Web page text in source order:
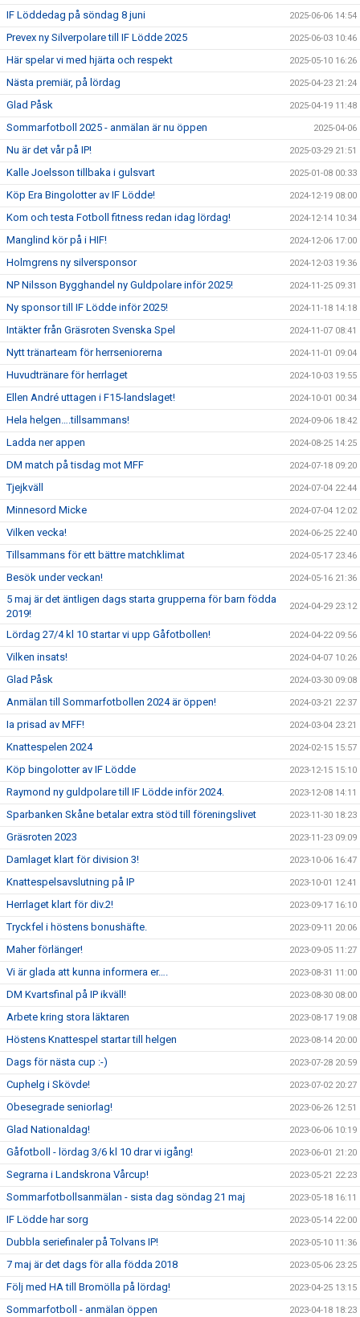
IF Löddedag på söndag 8 juni 2025-06-06 14:54
Prevex ny Silverpolare till IF Lödde 2025 2025-06-03 10:46
Här spelar vi med hjärta och respekt 2025-05-10 16:26
Nästa premiär, på lördag 2025-04-23 21:24
Glad Påsk 2025-04-19 11:48
Sommarfotboll 2025 - anmälan är nu öppen 2025-04-06
Nu är det vår på IP! 2025-03-29 21:51
Kalle Joelsson tillbaka i gulsvart 2025-01-08 00:33
Köp Era Bingolotter av IF Lödde! 2024-12-19 08:00
Kom och testa Fotboll fitness redan idag lördag! 2024-12-14 10:34
Manglind kör på i HIF! 2024-12-06 17:00
Holmgrens ny silversponsor 2024-12-03 19:36
NP Nilsson Bygghandel ny Guldpolare inför 2025! 2024-11-25 09:31
Ny sponsor till IF Lödde inför 2025! 2024-11-18 14:18
Intäkter från Gräsroten Svenska Spel 2024-11-07 08:41
Nytt tränarteam för herrseniorerna 2024-11-01 09:04
Huvudtränare för herrlaget 2024-10-03 19:55
Ellen André uttagen i F15-landslaget! 2024-10-01 00:34
Hela helgen….tillsammans! 2024-09-06 18:42
Ladda ner appen 2024-08-25 14:25
DM match på tisdag mot MFF 2024-07-18 09:20
Tjejkväll 2024-07-04 22:44
Minnesord Micke 2024-07-04 12:02
Vilken vecka! 2024-06-25 22:40
Tillsammans för ett bättre matchklimat 2024-05-17 23:46
Besök under veckan! 2024-05-16 21:36
5 maj är det äntligen dags starta grupperna för barn födda
2019!
2024-04-29 23:12
Lördag 27/4 kl 10 startar vi upp Gåfotbollen! 2024-04-22 09:56
Vilken insats! 2024-04-07 10:26
Glad Påsk 2024-03-30 09:08
Anmälan till Sommarfotbollen 2024 är öppen! 2024-03-21 22:37
Ia prisad av MFF! 2024-03-04 23:21
Knattespelen 2024 2024-02-15 15:57
Köp bingolotter av IF Lödde 2023-12-15 15:10
Raymond ny guldpolare till IF Lödde inför 2024. 2023-12-08 14:11
Sparbanken Skåne betalar extra stöd till föreningslivet 2023-11-30 18:23
Gräsroten 2023 2023-11-23 09:09
Damlaget klart för division 3! 2023-10-06 16:47
Knattespelsavslutning på IP 2023-10-01 12:41
Herrlaget klart för div.2! 2023-09-17 16:10
Tryckfel i höstens bonushäfte. 2023-09-11 20:06
Maher förlänger! 2023-09-05 11:27
Vi är glada att kunna informera er…. 2023-08-31 11:00
DM Kvartsfinal på IP ikväll! 2023-08-30 08:00
Arbete kring stora läktaren 2023-08-17 19:08
Höstens Knattespel startar till helgen 2023-08-14 20:00
Dags för nästa cup :-) 2023-07-28 20:59
Cuphelg i Skövde! 2023-07-02 20:27
Obesegrade seniorlag! 2023-06-26 12:51
Glad Nationaldag! 2023-06-06 10:19
Gåfotboll - lördag 3/6 kl 10 drar vi igång! 2023-06-01 21:20
Segrarna i Landskrona Vårcup! 2023-05-21 22:23
Sommarfotbollsanmälan - sista dag söndag 21 maj 2023-05-18 16:11
IF Lödde har sorg 2023-05-14 22:00
Dubbla seriefinaler på Tolvans IP! 2023-05-10 11:36
7 maj är det dags för alla födda 2018 2023-05-06 23:25
Följ med HA till Bromölla på lördag! 2023-04-25 13:15
Sommarfotboll - anmälan öppen 2023-04-18 18:23